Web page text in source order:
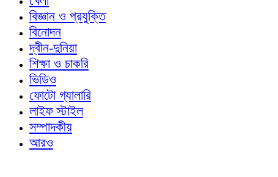
বিজ্ঞান ও প্রযুক্তি
বিনোদন
দ্বীন-দুনিয়া
শিক্ষা ও চাকরি
ভিডিও
ফোটো গ্যালারি
লাইফ স্টাইল
সম্পাদকীয়
আরও